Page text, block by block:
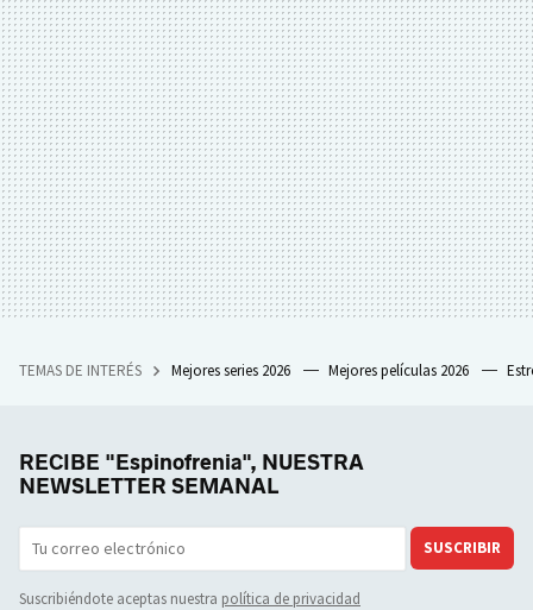
TEMAS DE INTERÉS Mejores series 2026 Mejores películas 2026
RECIBE "Espinofrenia", NUESTRA
NEWSLETTER SEMANAL
SUSCRIBIR
Suscribiéndote aceptas nuestra política de privacidad